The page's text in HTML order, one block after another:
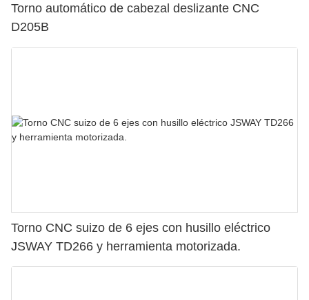
Torno automático de cabezal deslizante CNC
D205B
Torno CNC suizo de 6 ejes con husillo eléctrico
JSWAY TD266 y herramienta motorizada.